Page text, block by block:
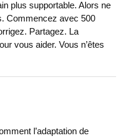
plus supportable. Alors ne
Commencez avec 500
Partagez. La
vous aider. Vous n’êtes
l’adaptation de